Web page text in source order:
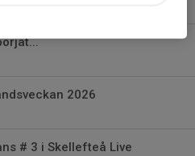
2026
# 3 i Skellefteå Live